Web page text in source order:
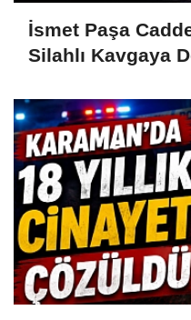
İsmet Paşa
Silahlı Kavgaya